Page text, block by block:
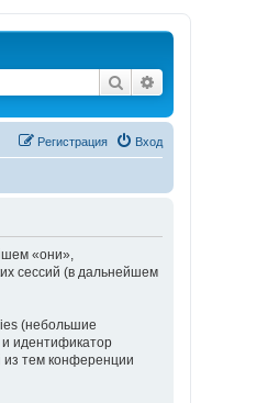
Поиск
Вход
Регистрация
«они»,
сессий (в дальнейшем
(небольшие
идентификатор
из тем конференции